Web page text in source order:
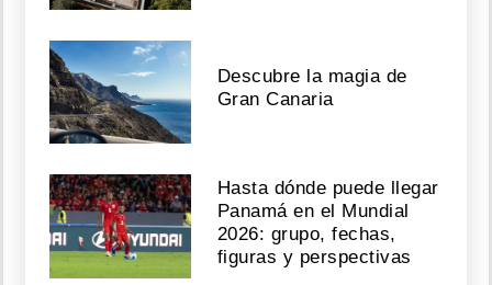
Descubre la magia de
Gran Canaria
Hasta dónde puede llegar
Panamá en el Mundial
2026: grupo, fechas,
figuras y perspectivas